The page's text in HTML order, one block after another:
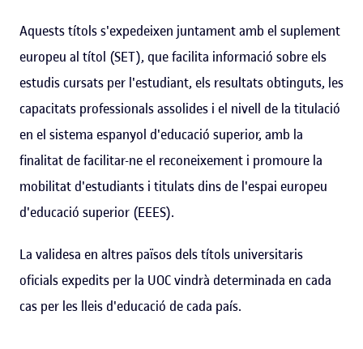
Aquests títols s'expedeixen juntament amb el suplement
europeu al títol (SET), que facilita informació sobre els
estudis cursats per l'estudiant, els resultats obtinguts, les
capacitats professionals assolides i el nivell de la titulació
en el sistema espanyol d'educació superior, amb la
finalitat de facilitar-ne el reconeixement i promoure la
mobilitat d'estudiants i titulats dins de l'espai europeu
d'educació superior (EEES).
La validesa en altres països dels títols universitaris
oficials expedits per la UOC vindrà determinada en cada
cas per les lleis d'educació de cada país.